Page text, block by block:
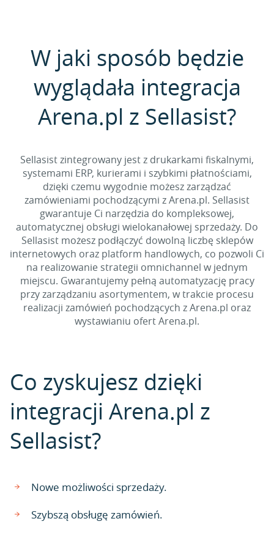
W jaki sposób będzie
wyglądała integracja
Arena.pl z Sellasist?
Sellasist zintegrowany jest z drukarkami fiskalnymi,
systemami ERP, kurierami i szybkimi płatnościami,
dzięki czemu wygodnie możesz zarządzać
zamówieniami pochodzącymi z Arena.pl. Sellasist
gwarantuje Ci narzędzia do kompleksowej,
automatycznej obsługi wielokanałowej sprzedaży. Do
Sellasist możesz podłączyć dowolną liczbę sklepów
internetowych oraz platform handlowych, co pozwoli Ci
na realizowanie strategii omnichannel w jednym
miejscu. Gwarantujemy pełną automatyzację pracy
przy zarządzaniu asortymentem, w trakcie procesu
realizacji zamówień pochodzących z Arena.pl oraz
wystawianiu ofert Arena.pl.
Co zyskujesz dzięki
integracji Arena.pl z
Sellasist?
Nowe możliwości sprzedaży.
Szybszą obsługę zamówień.